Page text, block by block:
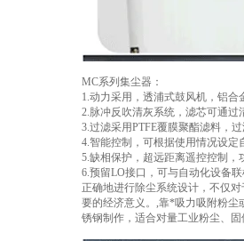
MC系列集尘器：
1.动力采用，透浦式鼓风机，铝
2.脉冲反吹清灰系统，滤芯可通
3.过滤采用PTFE覆膜聚酯滤料，
4.智能控制，可根据使用情况设定
5.缺相保护，超远距离遥控控制，
6.预留LO接口，可与自动化设备
正确地进行除尘系统设计，不仅
要的经济意义。,靠*吸力吸附粉尘
锈钢制作，适合对量工业粉尘、